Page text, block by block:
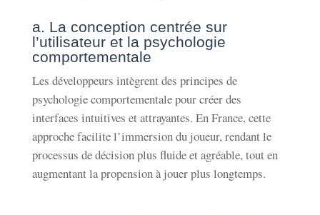
a. La conception centrée sur
l’utilisateur et la psychologie
comportementale
Les développeurs intègrent des principes de
psychologie comportementale pour créer des
interfaces intuitives et attrayantes. En France, cette
approche facilite l’immersion du joueur, rendant le
processus de décision plus fluide et agréable, tout en
augmentant la propension à jouer plus longtemps.